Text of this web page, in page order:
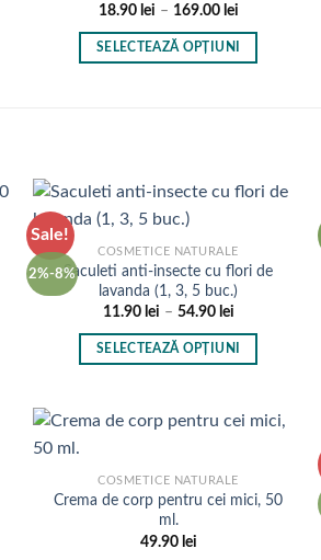
18.90 lei – 169.00 leiInterval
prețuri:
18.90 lei
SELECTEAZĂ OPȚIUNI
variații.
Opțiunile
pot
fi
alese
pagina
Sale!
2%-8%
COSMETICE NATURALE
Saculeti anti-insecte cu flori de
lavanda (1, 3, 5 buc.)
11.90 lei – 54.90 leiInterval
prețuri:
11.90 lei
SELECTEAZĂ OPȚIUNI
are
multe
variații.
Opțiunile
pot
COSMETICE NATURALE
Crema de corp pentru cei mici, 50
ml.
49.90 lei